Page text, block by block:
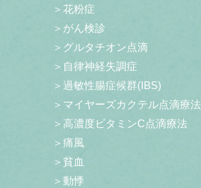
＞花粉症
＞がん検診
＞グルタチオン点滴
＞自律神経失調症
＞過敏性腸症候群(IBS)
＞マイヤーズカクテル点滴療法
＞高濃度ビタミンC点滴療法
＞痛風
＞貧血
＞動悸